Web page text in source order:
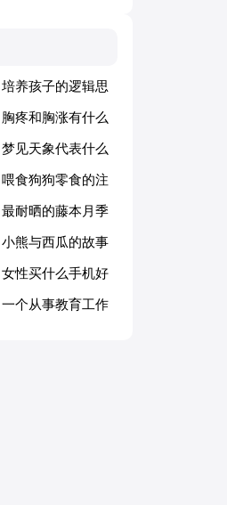
培养孩子的逻辑思
维发展
胸疼和胸涨有什么
区别
梦见天象代表什么
意思
喂食狗狗零食的注
意事项
最耐晒的藤本月季
小熊与西瓜的故事
女性买什么手机好
一个从事教育工作